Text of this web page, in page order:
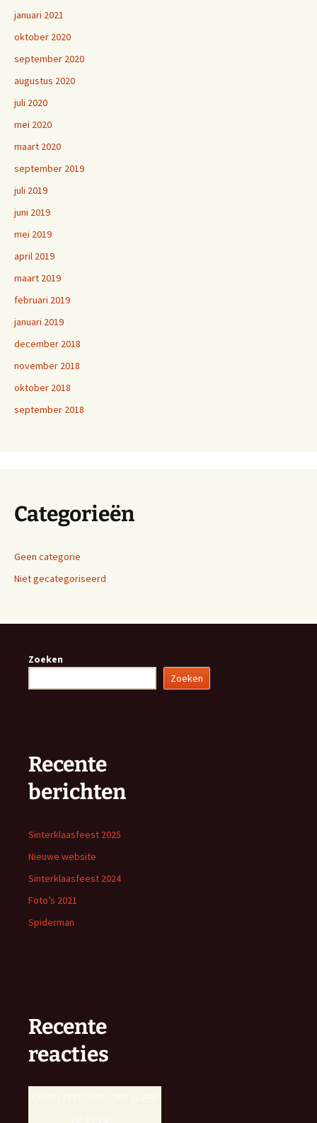
januari 2021
oktober 2020
september 2020
augustus 2020
juli 2020
mei 2020
maart 2020
september 2019
juli 2019
juni 2019
mei 2019
april 2019
maart 2019
februari 2019
januari 2019
december 2018
november 2018
oktober 2018
september 2018
Categorieën
Geen categorie
Niet gecategoriseerd
Zoeken
Zoeken
Recente
berichten
Sinterklaasfeest 2025
Nieuwe website
Sinterklaasfeest 2024
Foto’s 2021
Spiderman
Recente
reacties
Geen reacties om weer